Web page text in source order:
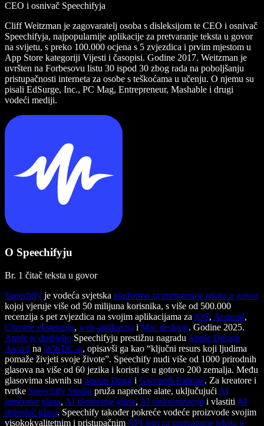
CEO i osnivač Speechifyja
Cliff Weitzman je zagovaratelj osoba s disleksijom te CEO i osnivač
Speechifyja, najpopularnije aplikacije za pretvaranje teksta u govor
na svijetu, s preko 100.000 ocjena s 5 zvjezdica i prvim mjestom u
App Store kategoriji Vijesti i časopisi. Godine 2017. Weitzman je
uvršten na Forbesovu listu 30 ispod 30 zbog rada na poboljšanju
pristupačnosti interneta za osobe s teškoćama u učenju. O njemu su
pisali EdSurge, Inc., PC Mag, Entrepreneur, Mashable i drugi
vodeći mediji.
O Speechifyju
Br. 1 čitač teksta u govor
Speechify je vodeća svjetska platforma za pretvaranje teksta u govor
kojoj vjeruje više od 50 milijuna korisnika, s više od 500.000
recenzija s pet zvjezdica na svojim aplikacijama za iOS, Android,
Chrome ekstenziju, web-aplikaciju i Mac desktop. Godine 2025.
Apple je dodijelio Speechifyju prestižnu nagradu Apple Design
Award na WWDC-u, opisavši ga kao “ključni resurs koji ljudima
pomaže živjeti svoje živote”. Speechify nudi više od 1000 prirodnih
glasova na više od 60 jezika i koristi se u gotovo 200 zemalja. Među
glasovima slavnih su Snoop Dogg i Gwyneth Paltrow. Za kreatore i
tvrtke Speechify Studio pruža napredne alate, uključujući AI
generator glasa, AI kloniranje glasa, AI sinkronizaciju i vlastiti AI
mijenjač glasa. Speechify također pokreće vodeće proizvode svojim
visokokvalitetnim i pristupačnim API-jem za pretvaranje teksta u